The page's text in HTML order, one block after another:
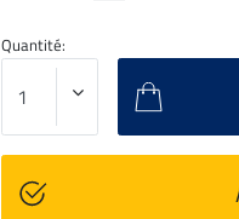
Quantité: